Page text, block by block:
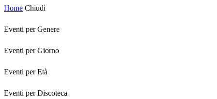
Home Chiudi
Eventi per Genere
Eventi per Giorno
Eventi per Età
Eventi per Discoteca